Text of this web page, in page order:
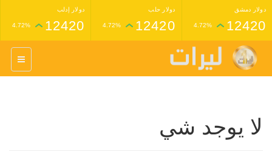
دولار دمشق
12420
4.72%
دولار حلب
12420
4.72%
دولار إدلب
12420
4.72%
غرام عيار 24 ذهب
1,398,000
4.33%
1,227,000
لا يوجد شي